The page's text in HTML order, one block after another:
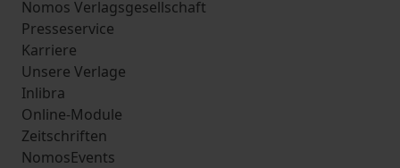
Nomos Verlagsgesellschaft
Presseservice
Karriere
Unsere Verlage
Inlibra
Online-Module
Zeitschriften
NomosEvents